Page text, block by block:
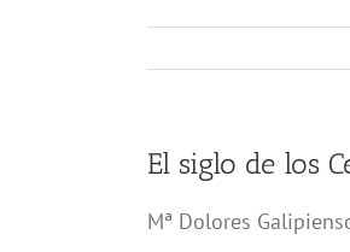
El siglo de los
Mª Dolores